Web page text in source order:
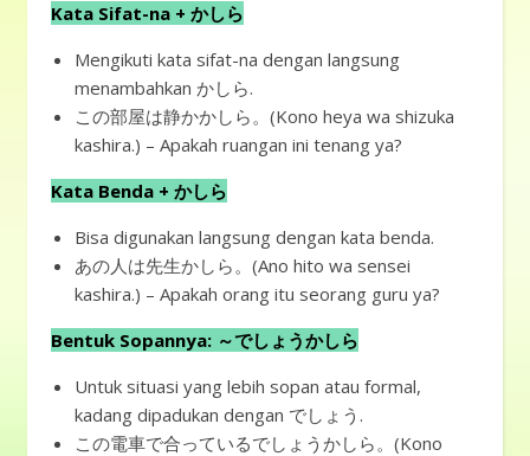
Kata Sifat-na + かしら
Mengikuti kata sifat-na dengan langsung
menambahkan かしら.
この部屋は静かかしら。(Kono heya wa shizuka
kashira.) – Apakah ruangan ini tenang ya?
Kata Benda + かしら
Bisa digunakan langsung dengan kata benda.
あの人は先生かしら。(Ano hito wa sensei
kashira.) – Apakah orang itu seorang guru ya?
Bentuk Sopannya: ～でしょうかしら
Untuk situasi yang lebih sopan atau formal,
kadang dipadukan dengan でしょう.
この電車で合っているでしょうかしら。(Kono